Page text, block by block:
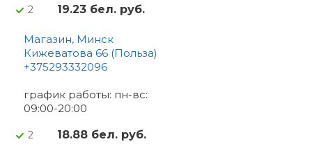
2 19.23 бел. руб.
Магазин, Минск
Кижеватова 66 (Польза)
+375293332096
график работы: пн-вс:
09:00-20:00
2 18.88 бел. руб.